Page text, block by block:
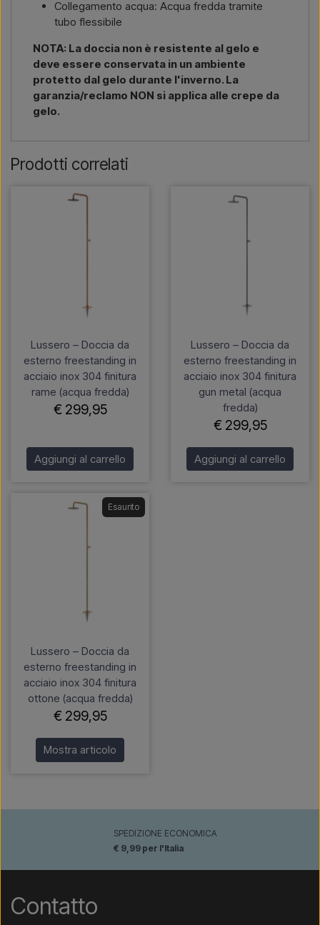
Collegamento acqua: Acqua fredda tramite
tubo flessibile
NOTA: La doccia non è resistente al gelo e
deve essere conservata in un ambiente
protetto dal gelo durante l'inverno. La
garanzia/reclamo NON si applica alle crepe da
gelo.
Prodotti correlati
Lussero – Doccia da
esterno freestanding in
acciaio inox 304 finitura
rame (acqua fredda)
€ 299,95
Aggiungi al carrello
Lussero – Doccia da
esterno freestanding in
acciaio inox 304 finitura
gun metal (acqua
fredda)
€ 299,95
Aggiungi al carrello
Esaurito
Lussero – Doccia da
esterno freestanding in
acciaio inox 304 finitura
ottone (acqua fredda)
€ 299,95
Mostra articolo
SPEDIZIONE ECONOMICA
€ 9,99 per l'Italia
Contatto